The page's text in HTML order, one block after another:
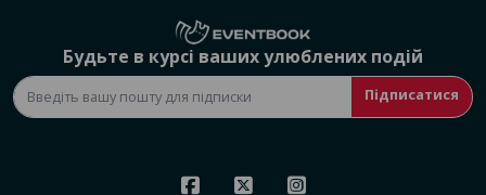
Будьте в курсі ваших улюблених подій
Підписатися